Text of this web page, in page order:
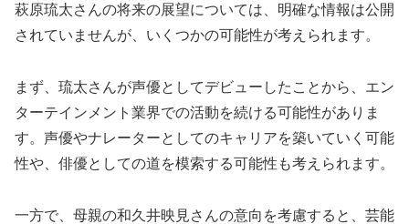
萩原琉太さんの将来の展望については、明確な情報は公開
されていませんが、いくつかの可能性が考えられます。
まず、琉太さんが声優としてデビューしたことから、エン
ターテインメント業界での活動を続ける可能性がありま
す。声優やナレーターとしてのキャリアを築いていく可能
性や、俳優としての道を模索する可能性も考えられます。
一方で、母親の和久井映見さんの意向を考慮すると、芸能